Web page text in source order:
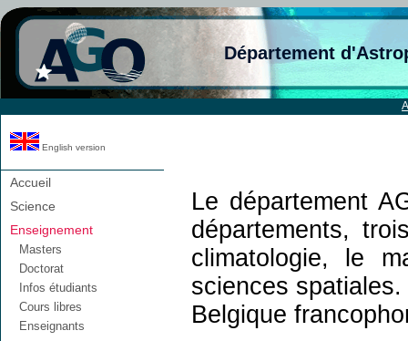
Département
English version
Accueil
Science
Enseignement
Masters
Doctorat
Infos étudiants
Cours libres
Enseignants
Le département
départements,
climatologie, le
sciences
Belgique